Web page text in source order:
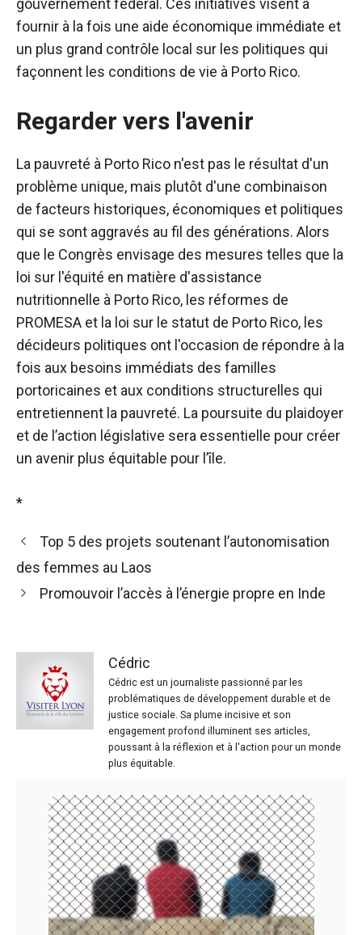
gouvernement fédéral. Ces initiatives visent à
fournir à la fois une aide économique immédiate et
un plus grand contrôle local sur les politiques qui
façonnent les conditions de vie à Porto Rico.
Regarder vers l'avenir
La pauvreté à Porto Rico n'est pas le résultat d'un
problème unique, mais plutôt d'une combinaison
de facteurs historiques, économiques et politiques
qui se sont aggravés au fil des générations. Alors
que le Congrès envisage des mesures telles que la
loi sur l'équité en matière d'assistance
nutritionnelle à Porto Rico, les réformes de
PROMESA et la loi sur le statut de Porto Rico, les
décideurs politiques ont l'occasion de répondre à la
fois aux besoins immédiats des familles
portoricaines et aux conditions structurelles qui
entretiennent la pauvreté. La poursuite du plaidoyer
et de l’action législative sera essentielle pour créer
un avenir plus équitable pour l’île.
*
Top 5 des projets soutenant l’autonomisation
des femmes au Laos
Promouvoir l’accès à l’énergie propre en Inde
Cédric
Cédric est un journaliste passionné par les
problématiques de développement durable et de
justice sociale. Sa plume incisive et son
engagement profond illuminent ses articles,
poussant à la réflexion et à l'action pour un monde
plus équitable.